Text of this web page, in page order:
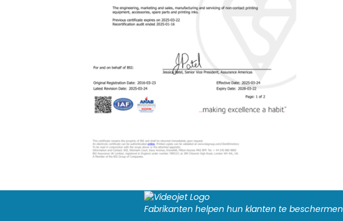
Fabrikanten helpen hun klanten te beschermen